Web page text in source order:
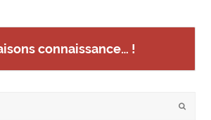
connaissance… !